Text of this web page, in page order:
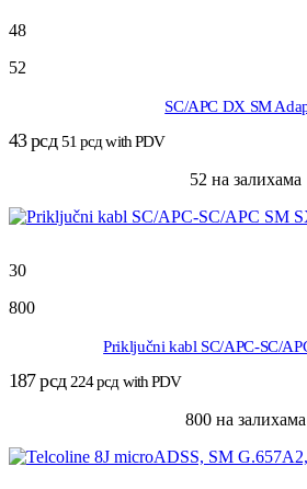
48
52
SC/APC DX SM
43рсд 51рсдwith PDV
52 на залихама
30
800
Priključni kabl SC/APC-SC/
187рсд 224рсдwith PDV
800 на залихама